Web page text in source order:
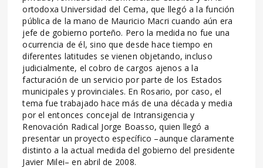
ortodoxa Universidad del Cema, que llegó a la función
pública de la mano de Mauricio Macri cuando aún era
jefe de gobierno porteño. Pero la medida no fue una
ocurrencia de él, sino que desde hace tiempo en
diferentes latitudes se vienen objetando, incluso
judicialmente, el cobro de cargos ajenos a la
facturación de un servicio por parte de los Estados
municipales y provinciales. En Rosario, por caso, el
tema fue trabajado hace más de una década y media
por el entonces concejal de Intransigencia y
Renovación Radical Jorge Boasso, quien llegó a
presentar un proyecto específico –aunque claramente
distinto a la actual medida del gobierno del presidente
Javier Milei– en abril de 2008.